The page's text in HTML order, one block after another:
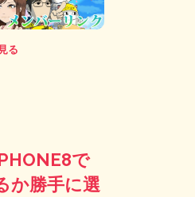
る
で
か勝手に選